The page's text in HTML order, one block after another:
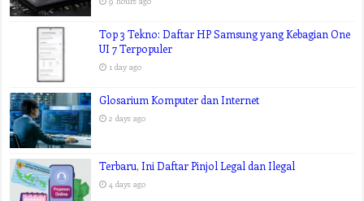
Top 3 Tekno: Daftar HP Samsung yang Kebagian One
UI 7 Terpopuler
1 day ago
Glosarium Komputer dan Internet
2 days ago
Terbaru, Ini Daftar Pinjol Legal dan Ilegal
4 days ago